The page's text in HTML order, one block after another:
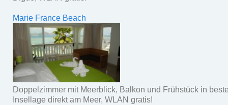
Marie France Beach
Doppelzimmer mit Meerblick, Balkon und Frühstück in
Insellage direkt am Meer, WLAN gratis!